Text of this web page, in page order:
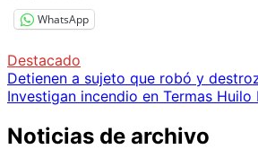
WhatsApp
Destacado
Navegación
de
entradas
Detienen a sujeto que robó y
Investigan incendio en Termas
Noticias de archivo